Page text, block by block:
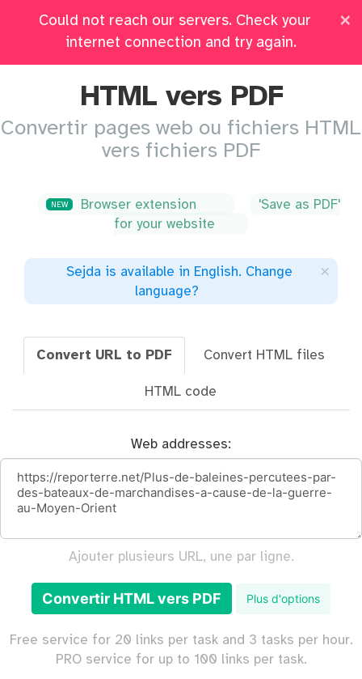
×
Could not reach our servers. Check your
internet connection and try again.
Tous les Outils Prix Connectez-vous
HTML vers PDF
Convertir pages web ou fichiers HTML
vers fichiers PDF
NEW Browser extension
'Save as PDF'
for your website
Sejda is available in English. Change
language?
×
Convert URL to PDF Convert HTML files
HTML code
Web addresses:
Ajouter plusieurs URL, une par ligne.
Convertir HTML vers PDF Plus d'options
Free service for 20 links per task and 3 tasks per hour.
PRO service for up to 100 links per task.